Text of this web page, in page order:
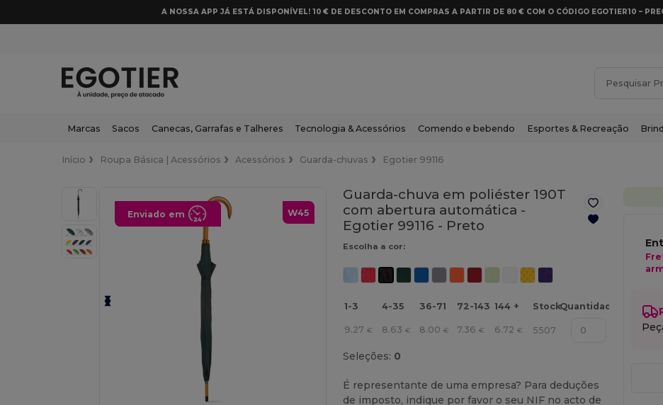
A NOSSA APP JÁ ESTÁ DISPONÍVEL! 10 € DE DESCONTO EM COMPRAS A PARTIR DE 80 € COM O CÓDIGO EGOTIER10 –
Marcas Sacos Canecas, Garrafas e Talheres Tecnologia & Acessórios Comendo e bebendo Esportes & Recreação
Início Roupa Básica | Acessórios Acessórios Guarda-chuvas Egotier 99116
W45
Enviado em
Guarda-chuva em poliéster 190T
com abertura automática -
Egotier 99116 - Preto
Escolha a cor:
1-3 4-35 36-71 72-143 144 + StockQuantidade
9.27 € 8.63 € 8.00 € 7.36 € 6.72 € 5507
Seleções: 0
É representante de uma empresa? Para deduções
de imposto, indique por favor o seu NIF no acto de